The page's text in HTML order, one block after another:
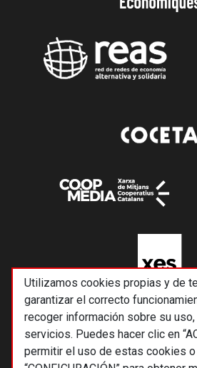
Utilizamos cookies propias y de
garantizar el correcto
recoger información sobre su
servicios. Puedes hacer clic en
permitir el uso de estas cookies